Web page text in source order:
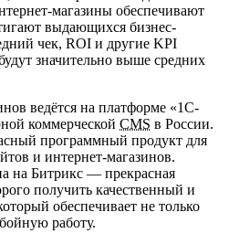
магазины обеспечивают
выдающихся бизнес-
чек, ROI и другие KPI
значительно выше средних
ведётся на платформе «1С-
коммерческой CMS в России.
программный продукт для
и интернет-магазинов.
на Битрикс — прекрасная
получить качественный и
обеспечивает не только
работу.